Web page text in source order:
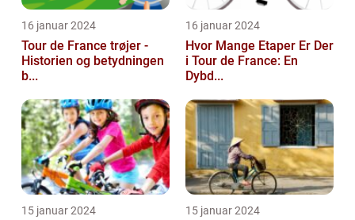
16 januar 2024
Tour de France trøjer -
Historien og betydningen
b...
16 januar 2024
Hvor Mange Etaper Er Der
i Tour de France: En
Dybd...
15 januar 2024 15 januar 2024